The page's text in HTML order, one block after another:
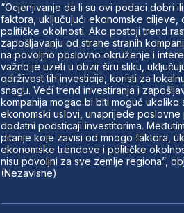
“Ocjenjivanje da li su ovi podaci dobri
faktora, uključujući ekonomske ciljeve,
političke okolnosti. Ako postoji trend
zapošljavanju od strane stranih
na povoljno poslovno okruženje i
važno je uzeti u obzir širu sliku,
održivost tih investicija, koristi za
snagu. Veći trend investiranja i
kompanija mogao bi biti moguć ukoliko
ekonomski uslovi, unaprijede
dodatni podsticaji investitorima.
pitanje koje zavisi od mnogo faktora,
ekonomske trendove i političke
nisu povoljni za sve zemlje regiona”,
(Nezavisne)